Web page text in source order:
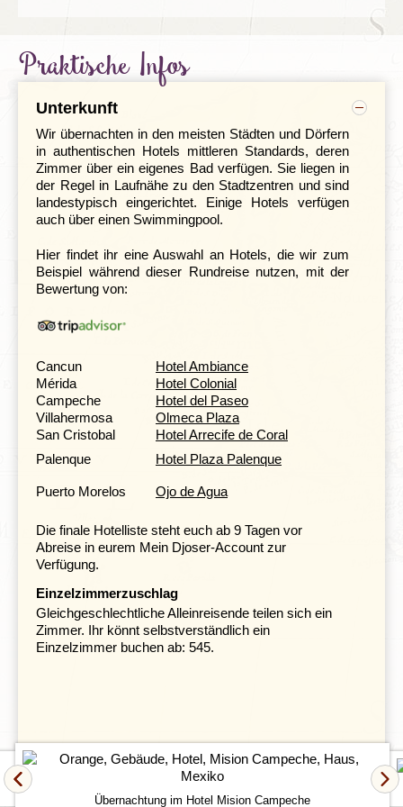
Am nächsten Tag machen wir uns auf zu einer langen
Reise nach Villahermosa, was wörtlich „wunderschöne
Venta besuchen. La Venta war eines der wichtigsten
Zentren der
Olmeken-Kultur.
Unvergessliches Natur- und
Kulturerlebnis: Sumidero-Canyon & San
Cristóbal
Tag 6Villahermosa - Chiapa de Corzo
optionale Bootsfahrt - San Cristóbal
Tag 8 San Cristóbal: Ausflug zu den Dörfern San
Von Villahermosa aus fahrt ihr nach Chiapa de Corzo.
Chiapa de Corzo ist der perfekte Ausgangspunkt für
wenn ihr unter den hoch aufragenden Felswänden
hindurchfahrt. Das Boot hält gelegentlich an, damit ihr
Vögel beobachten oder in eine der unzähligen Höhlen
hineinfahren könnt, wo euch die teilweise übertausend
Begegnungen, unbekannte Kulturen und
faszinierende Landschaften erleben könnt. Ihr
entscheidet selbst, welche Ausflüge und welche
kulinarischen Abenteuer ihr unternehmt - eure Djoser-
Reisebegleitung steht euch dabei mit Rat und Tat zur
Seite.
Praktische Infos
Unterkunft
Wir übernachten in den meisten Städten und Dörfern
in authentischen Hotels mittleren Standards, deren
Zimmer über ein eigenes Bad verfügen. Sie liegen in
der Regel in Laufnähe zu den Stadtzentren und sind
landestypisch eingerichtet. Einige Hotels verfügen
auch über einen Swimmingpool.
Hier findet ihr eine Auswahl an Hotels, die wir zum
Beispiel während dieser Rundreise nutzen, mit der
Bewertung von:
Cancun
Hotel Ambiance
Mérida
Hotel Colonial
Campeche
Hotel del Paseo
Villahermosa
Olmeca Plaza
San Cristobal
Hotel Arrecife de Coral
Palenque
Hotel Plaza Palenque
Puerto Morelos Ojo de Agua
Die finale Hotelliste steht euch ab 9 Tagen vor
Abreise in eurem Mein Djoser-Account zur
Verfügung.
Einzelzimmerzuschlag
Gleichgeschlechtliche Alleinreisende teilen sich ein
Zimmer. Ihr könnt selbstverständlich ein
Einzelzimmer buchen ab: 545.
Übernachtung im Hotel Mision Campeche